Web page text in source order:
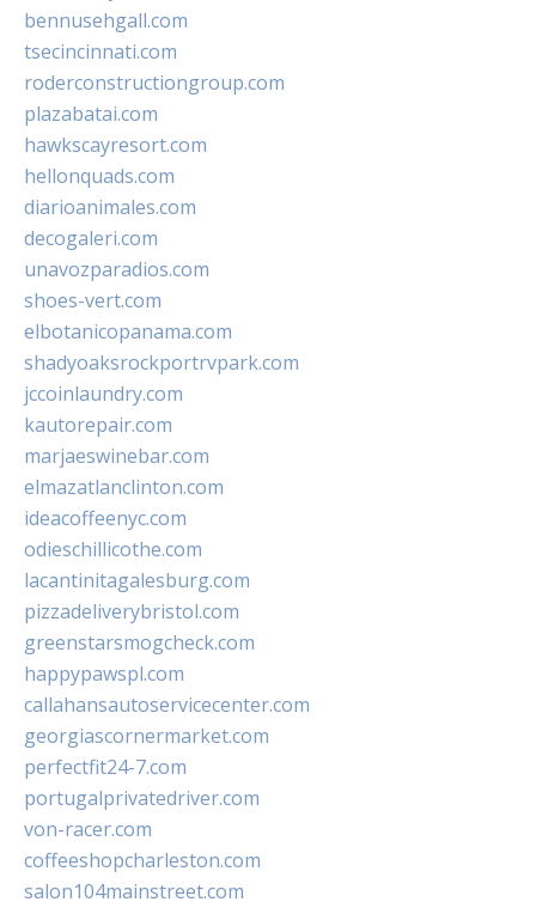
bennusehgall.com
tsecincinnati.com
roderconstructiongroup.com
plazabatai.com
hawkscayresort.com
hellonquads.com
diarioanimales.com
decogaleri.com
unavozparadios.com
shoes-vert.com
elbotanicopanama.com
shadyoaksrockportrvpark.com
jccoinlaundry.com
kautorepair.com
marjaeswinebar.com
elmazatlanclinton.com
ideacoffeenyc.com
odieschillicothe.com
lacantinitagalesburg.com
pizzadeliverybristol.com
greenstarsmogcheck.com
happypawspl.com
callahansautoservicecenter.com
georgiascornermarket.com
perfectfit24-7.com
portugalprivatedriver.com
von-racer.com
coffeeshopcharleston.com
salon104mainstreet.com